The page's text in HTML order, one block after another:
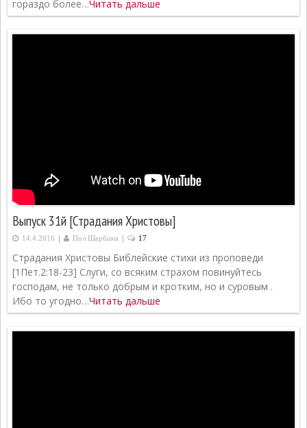
гораздо более…Читать дальше
Выпуск 31й [Страдания Христовы]
14.4.2016 | Пол Щербина | 17
Страдания Христовы Библейские стихи из проповеди
[1Пет.2:18-23] Слуги, со всяким страхом повинуйтесь
господам, не только добрым и кротким, но и суровым .
Ибо то угодно…Читать дальше